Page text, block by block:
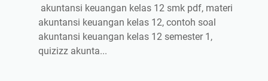
akuntansi keuangan kelas 12 smk pdf, materi
akuntansi keuangan kelas 12, contoh soal
akuntansi keuangan kelas 12 semester 1,
quizizz akunta...